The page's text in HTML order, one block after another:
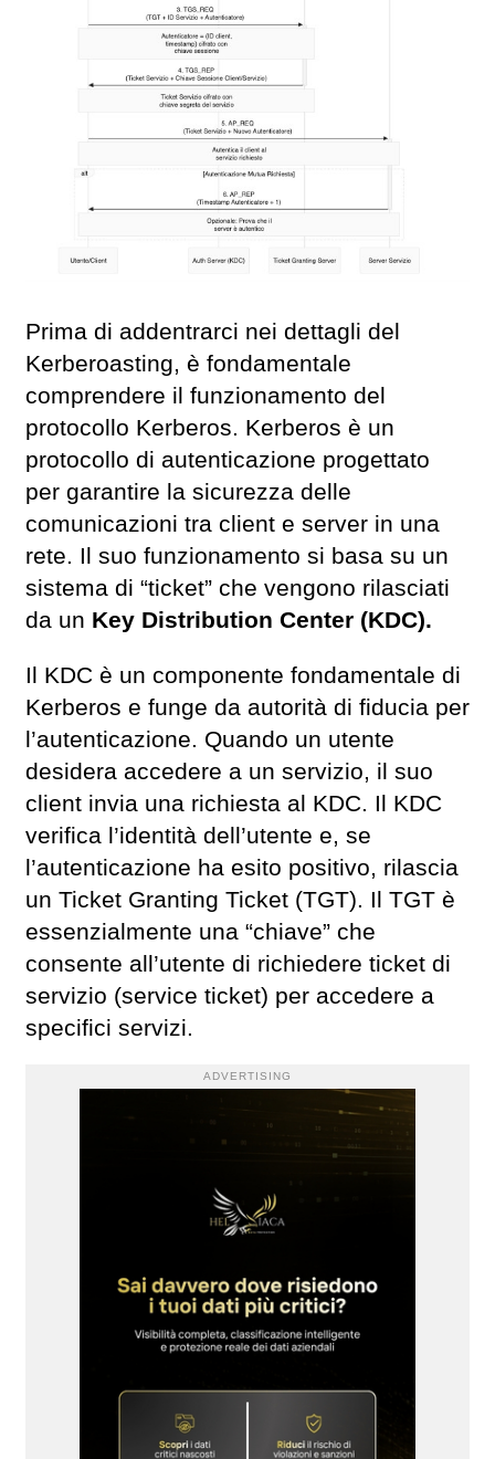
Prima di addentrarci nei dettagli del
Kerberoasting, è fondamentale
comprendere il funzionamento del
protocollo Kerberos. Kerberos è un
protocollo di autenticazione progettato
per garantire la sicurezza delle
comunicazioni tra client e server in una
rete. Il suo funzionamento si basa su un
sistema di “ticket” che vengono rilasciati
da un Key Distribution Center (KDC).
Il KDC è un componente fondamentale di
Kerberos e funge da autorità di fiducia per
l’autenticazione. Quando un utente
desidera accedere a un servizio, il suo
client invia una richiesta al KDC. Il KDC
verifica l’identità dell’utente e, se
l’autenticazione ha esito positivo, rilascia
un Ticket Granting Ticket (TGT). Il TGT è
essenzialmente una “chiave” che
consente all’utente di richiedere ticket di
servizio (service ticket) per accedere a
specifici servizi.
ADVERTISING